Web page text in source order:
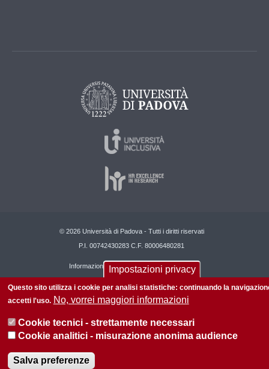
© 2026 Università di Padova - Tutti i diritti riservati
P.I. 00742430283 C.F. 80006480281
Informazioni su questo sito Privacy policy
Impostazioni privacy
Questo sito utilizza i cookie per analisi statistiche: continuando la
accetti l'uso. No, vorrei maggiori informazioni
Cookie tecnici - strettamente necessari
Cookie analitici - misurazione anonima audience
Salva preferenze